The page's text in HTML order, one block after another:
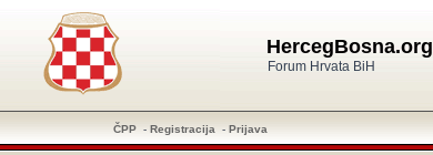
HercegBosna.org
Forum Hrvata BiH
ČPP - Registracija - Prijava